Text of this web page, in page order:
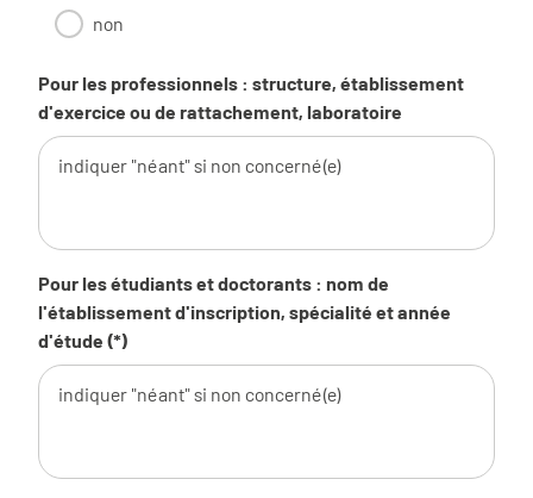
non
Pour les professionnels : structure, établissement
d'exercice ou de rattachement, laboratoire
Pour les étudiants et doctorants : nom de
l'établissement d'inscription, spécialité et année
d'étude (*)